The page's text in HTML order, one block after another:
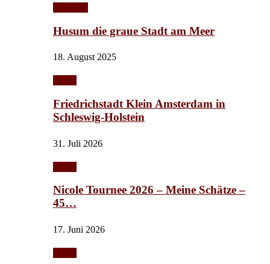
Husum die graue Stadt am Meer
18. August 2025
Friedrichstadt Klein Amsterdam in
Schleswig-Holstein
31. Juli 2026
Nicole Tournee 2026 – Meine Schätze –
45…
17. Juni 2026